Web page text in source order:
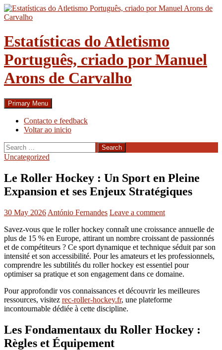
Skip
to
Estatísticas do Atletismo
Português, criado por Manuel
Arons de Carvalho
Search
Primary Menu
Contacto e feedback
Voltar ao inicio
Search
for:
Uncategorized
Le Roller Hockey : Un Sport en Pleine
Expansion et ses Enjeux Stratégiques
30 May 2026 António Fernandes Leave a comment
Savez-vous que le roller hockey connaît une croissance annuelle de
plus de 15 % en Europe, attirant un nombre croissant de passionnés
et de compétiteurs ? Ce sport dynamique et technique séduit par son
intensité et son accessibilité. Pour les amateurs et les professionnels,
comprendre les subtilités du roller hockey est essentiel pour
optimiser sa pratique et son engagement dans ce domaine.
Pour approfondir vos connaissances et découvrir les meilleures
ressources, visitez rec-roller-hockey.fr, une plateforme
incontournable dédiée à cette discipline.
Les Fondamentaux du Roller Hockey :
Règles et Équipement